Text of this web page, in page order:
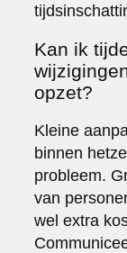
Kan ik
opzet?
Kleine
binnen
probleem.
van
wel extra